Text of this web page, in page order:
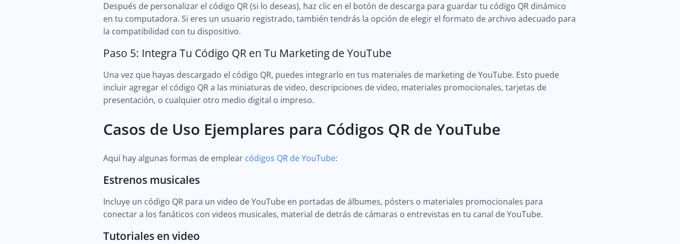
Después de personalizar el código QR (si lo deseas), haz clic en el botón de descarga para guardar tu código QR dinámico
en tu computadora. Si eres un usuario registrado, también tendrás la opción de elegir el formato de archivo adecuado para
la compatibilidad con tu dispositivo.
Paso 5: Integra Tu Código QR en Tu Marketing de YouTube
Una vez que hayas descargado el código QR, puedes integrarlo en tus materiales de marketing de YouTube. Esto puede
incluir agregar el código QR a las miniaturas de video, descripciones de video, materiales promocionales, tarjetas de
presentación, o cualquier otro medio digital o impreso.
Casos de Uso Ejemplares para Códigos QR de YouTube
Aquí hay algunas formas de emplear códigos QR de YouTube:
Estrenos musicales
Incluye un código QR para un video de YouTube en portadas de álbumes, pósters o materiales promocionales para
conectar a los fanáticos con videos musicales, material de detrás de cámaras o entrevistas en tu canal de YouTube.
Tutoriales en video